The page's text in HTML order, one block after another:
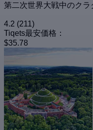
第二次世界大戦中のクラ
4.2 (211)
Tiqets最安価格：
$35.78